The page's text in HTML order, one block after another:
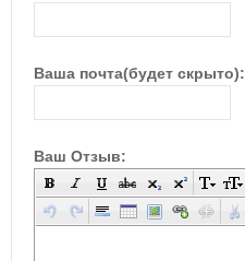
Ваша почта(будет скрыто):
Ваш Отзыв: